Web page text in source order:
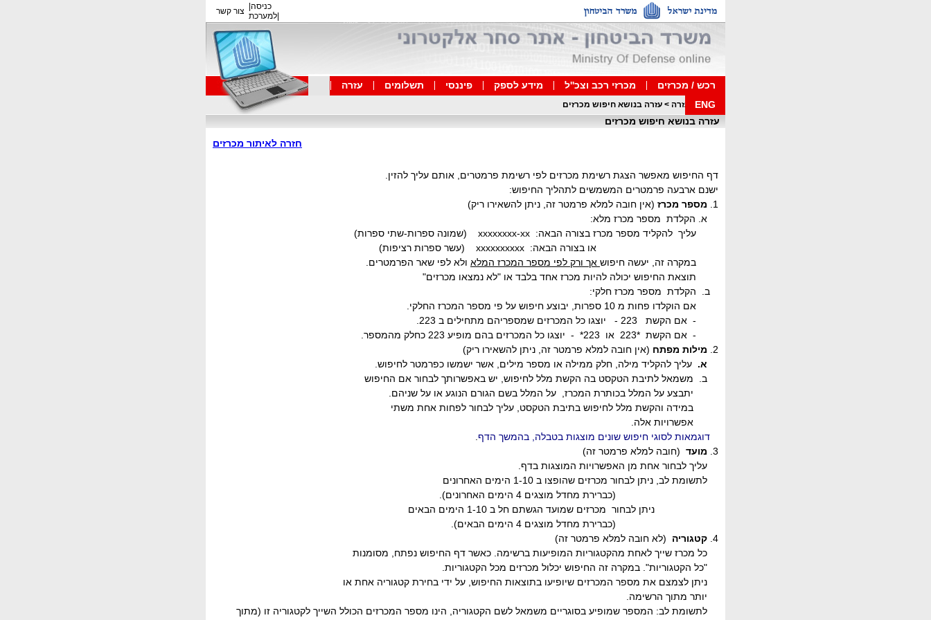
צור קשר
כניסה
למערכת
רכש / מכרזים מכרזי רכב וצכ''ל מידע לספק פיננסי תשלומים
עזרה
ENG
דף בית> עזרה > עזרה בנושא חיפוש מכרזים
עזרה בנושא חיפוש מכרזים
חזרה לאיתור מכרזים
דף החיפוש מאפשר הצגת רשימת מכרזים לפי רשימת פרמטרים, אותם עליך להזין.
ישנם ארבעה פרמטרים המשמשים לתהליך החיפוש:
1.
מספר מכרז (אין חובה למלא פרמטר זה, ניתן להשאירו ריק)
א. הקלדת מספר מכרז מלא:
עליך להקליד מספר מכרז בצורה הבאה: xxxxxxxx-xx (
שמונה ספרות-שתי ספרות)
או בצורה הבאה: xxxxxxxxxx (
עשר ספרות רציפות)
במקרה זה, יעשה חיפוש אך ורק לפי מספר המכרז המלא ולא לפי שאר הפרמטרים.
תוצאת החיפוש יכולה להיות מכרז אחד בלבד או "לא נמצאו מכרזים"
ב. הקלדת מספר מכרז חלקי:
אם הוקלדו פחות מ 10 ספרות, יבוצע חיפוש על פי מספר המכרז החלקי.
- אם הקשת 223 -
יוצגו כל המכרזים שמספריהם מתחילים ב 223.
- אם הקשת *223
או 223* - יוצגו כל המכרזים בהם מופיע 223 כחלק מהמספר.
2.
מילות מפתח (אין חובה למלא פרמטר זה, ניתן להשאירו ריק)
א. עליך להקליד מילה, חלק ממילה או מספר מילים, אשר ישמשו כפרמטר לחיפוש.
ב. משמאל לתיבת הטקסט בה הקשת מלל לחיפוש, יש באפשרותך לבחור אם החיפוש
יתבצע על המלל בכותרת המכרז, על המלל בשם הגורם הנוגע או על שניהם.
במידה והקשת מלל לחיפוש בתיבת הטקסט, עליך לבחור לפחות אחת משתי
אפשרויות אלה.
דוגמאות לסוגי חיפוש שונים מוצגות בטבלה, בהמשך הדף
3. מועד (חובה למלא פרמטר זה)
עליך לבחור אחת מן האפשרויות המוצגות בדף.
לתשומת לב, ניתן לבחור מכרזים שהופצו ב 1-10 הימים האחרונים
(כברירת מחדל מוצגים 4 הימים האחרונים).
ניתן לבחור מכרזים שמועד הגשתם חל ב 1-10 הימים הבאים
(כברירת מחדל מוצגים 4 הימים הבאים).
4. קטגוריה (לא חובה למלא פרמטר זה)
כל מכרז שייך לאחת מהקטגוריות המופיעות ברשימה. כאשר דף החיפוש נפתח, מסומנות
"כל הקטגוריות". במקרה זה החיפוש יכלול מכרזים מכל הקטגוריות.
ניתן לצמצם את מספר המכרזים שיופיעו בתוצאות החיפוש, על ידי בחירת קטגוריה אחת או
יותר מתוך הרשימה.
לתשומת לב: המספר שמופיע בסוגריים משמאל לשם הקטגוריה, הינו מספר המכרזים הכולל השייך לקטגוריה זו (מתוך